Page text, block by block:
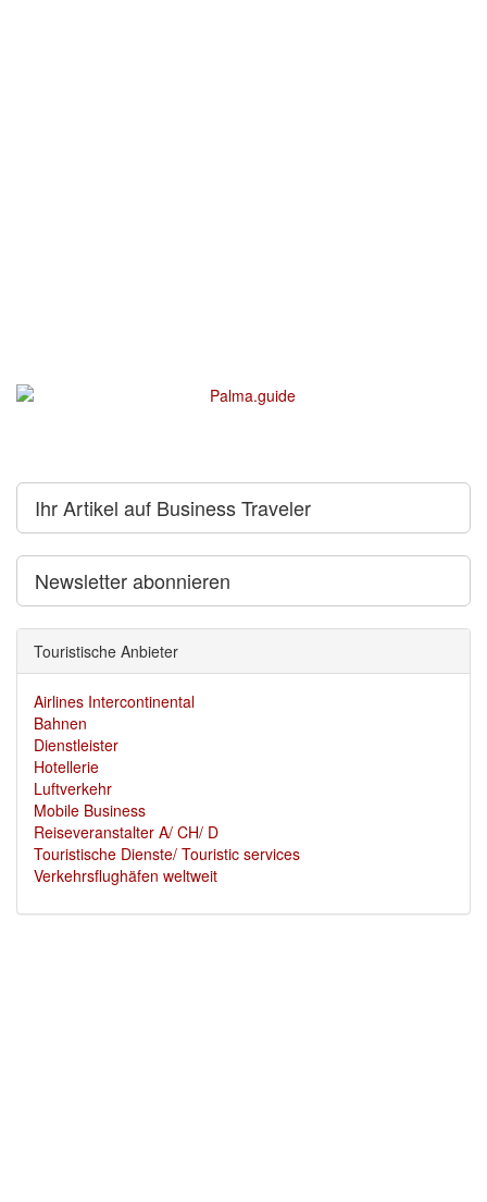
Ihr Artikel auf Business Traveler
Newsletter abonnieren
Touristische Anbieter
Airlines Intercontinental
Bahnen
Dienstleister
Hotellerie
Luftverkehr
Mobile Business
Reiseveranstalter A/ CH/ D
Touristische Dienste/ Touristic services
Verkehrsflughäfen weltweit